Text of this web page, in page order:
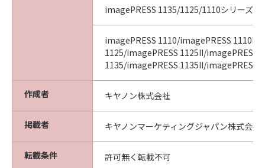
imagePRESS 1135/1125/1110シリーズ
imagePRESS 1110/imagePRESS 1110II/
1125/imagePRESS 1125II/imagePRESS
1135/imagePRESS 1135II/imagePRESS
作成者 キヤノン株式会社
掲載者 キヤノンマーケティングジャパン株式会社
転載条件 許可無く転載不可